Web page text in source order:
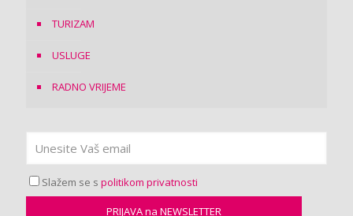
TURIZAM
USLUGE
RADNO VRIJEME
Slažem se s politikom privatnosti